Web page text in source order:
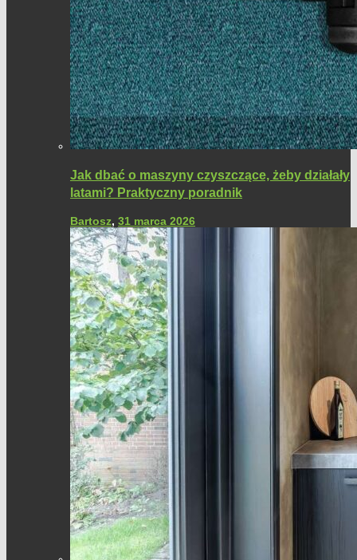
Jak dbać o maszyny czyszczące, żeby działały
latami? Praktyczny poradnik
Bartosz, 31 marca 2026